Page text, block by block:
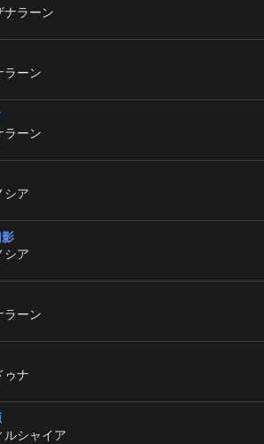
ナラーン
ラーン
ラーン
シア
シア
ラーン
ゥナ
ルシャイア